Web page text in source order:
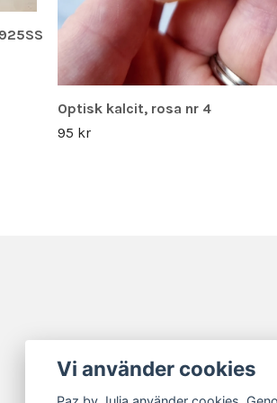
Optisk kalcit, rosa nr 4
95 kr
Vi använder cookies